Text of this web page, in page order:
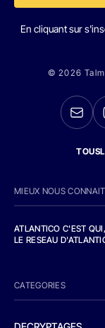
En cliquant sur
© 2026
MIEUX NOUS
ATLANTICO C'EST
LE RESEAU
CATEGORIES